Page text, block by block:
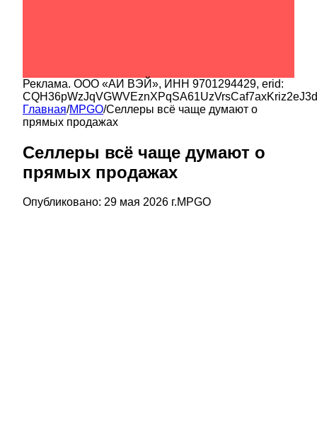
Реклама. ООО «АИ ВЭЙ», ИНН 9701294429, erid:
Главная/MPGO/Селлеры всё чаще думают о
прямых продажах
Селлеры всё чаще думают о
прямых продажах
Опубликовано: 29 мая 2026 г.MPGO